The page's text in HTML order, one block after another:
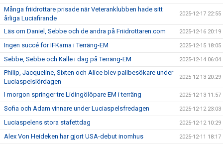
Många friidrottare prisade när Veteranklubben hade sitt
årliga Luciafirande
2025-12-17 22:55
Läs om Daniel, Sebbe och de andra på Friidrottaren.com 2025-12-16 20:19
Ingen succé för IFKarna i Terräng-EM 2025-12-15 18:05
Sebbe, Sebbe och Kalle i dag på Terräng-EM 2025-12-14 06:04
Philip, Jacqueline, Sixten och Alice blev pallbesökare under
Luciaspelslördagen
2025-12-13 20:29
I morgon springer tre Lidingölöpare EM i terräng 2025-12-13 11:57
Sofia och Adam vinnare under Luciaspelsfredagen 2025-12-12 23:03
Luciaspelens stora stafettdag 2025-12-12 10:29
Alex Von Heideken har gjort USA-debut inomhus 2025-12-11 18:17